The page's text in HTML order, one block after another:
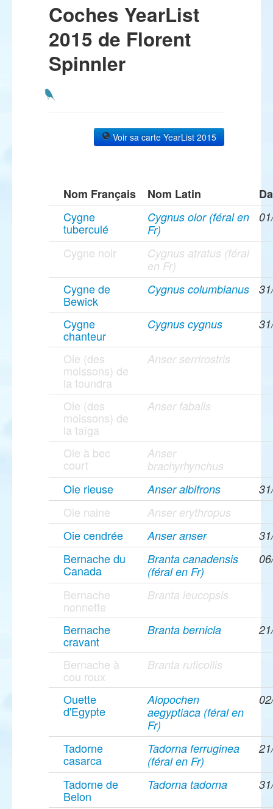
Coches YearList
2015 de Florent
Spinnler
Voir sa carte YearList 2015
Nom Français Nom Latin
Cygne
tuberculé
Cygnus olor (féral en
Fr)
Cygne noir
Cygnus atratus (féral
en Fr)
Cygne de
Bewick
Cygnus columbianus
Cygne
chanteur
Cygnus cygnus
Oie (des
moissons) de
la toundra
Anser serrirostris
Oie (des
moissons) de
la taïga
Anser fabalis
Oie à bec
court
Anser
brachyrhynchus
Oie rieuse Anser albifrons
Oie naine Anser erythropus
Oie cendrée Anser anser
Bernache du
Canada
Branta canadensis
(féral en Fr)
Bernache
nonnette
Branta leucopsis
Bernache
cravant
Branta bernicla
Bernache à
cou roux
Branta ruficollis
Ouette
d'Egypte
Alopochen
aegyptiaca (féral en
Fr)
Tadorne
casarca
Tadorna ferruginea
(féral en Fr)
Tadorne de
Belon
Tadorna tadorna